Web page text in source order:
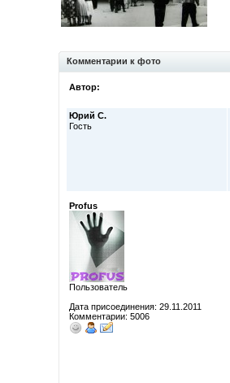
Комментарии к фото
Автор:
Юрий С.
Гость
Profus
Пользователь
Дата присоединения: 29.11.2011
Комментарии: 5006